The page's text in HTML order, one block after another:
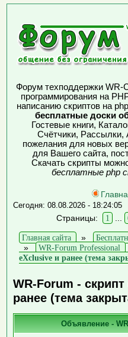
Форум техподдержки WR-
программирования на
написанию скриптов на
бесплатные доски
Гостевые книги,
Счётчики, Рассылки,
пожелания для новых
для Вашего сайта,
Скачать скрипты
бесплатные php
Сегодня: 08.08.2026 - 18:24:05
Страницы: 1
Главная сайта »
»
WR-Forum Professional
eXclusive и ранее (тема
WR-Forum -
ранее (тема
Объявление -